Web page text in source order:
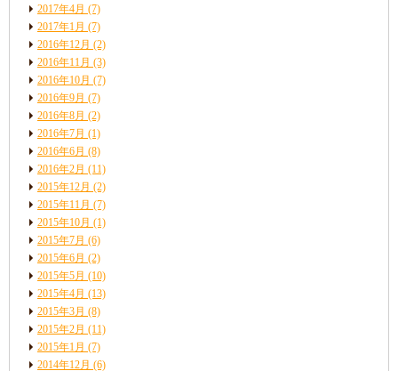
2017年4月 (7)
2017年1月 (7)
2016年12月 (2)
2016年11月 (3)
2016年10月 (7)
2016年9月 (7)
2016年8月 (2)
2016年7月 (1)
2016年6月 (8)
2016年2月 (11)
2015年12月 (2)
2015年11月 (7)
2015年10月 (1)
2015年7月 (6)
2015年6月 (2)
2015年5月 (10)
2015年4月 (13)
2015年3月 (8)
2015年2月 (11)
2015年1月 (7)
2014年12月 (6)